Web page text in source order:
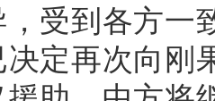
，受到各方一
决定再次向刚